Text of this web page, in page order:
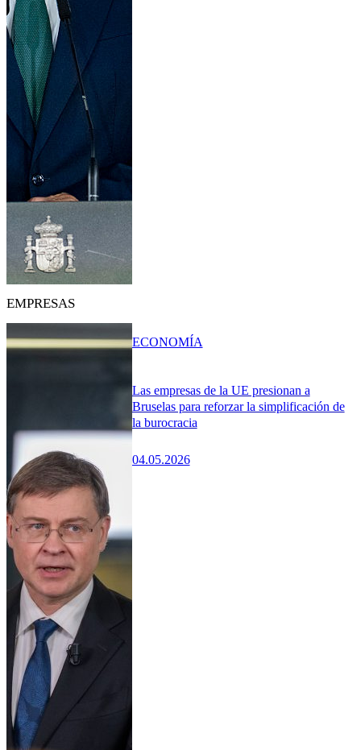
EMPRESAS
Las empresas de la UE presionan a
Bruselas para reforzar la simplificación de
la burocracia
04.05.2026
ECONOMÍA